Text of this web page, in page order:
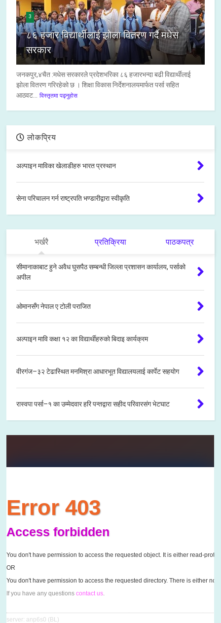
3
८६ हजार विद्यार्थीलाई झोला वितरण गर्दै मधेस
सरकार
जनकपुर,४चैत :मधेस सरकारले प्रदेशभरिका ८६ हजारभन्दा बढी विद्यार्थीलाई
झोला वितरण गरिरहेको छ । शिक्षा विकास निर्देशनालयमार्फत पर्सा सहित
आठवट...
विस्तृतमा पढ्नुहोस
लोकप्रिय
अल्पाइन माविका खेलाडीहरु भारत प्रस्थान
सेना परिचालन गर्न राष्ट्रपति भण्डारीद्वारा स्वीकृति
भर्खरै प्रतिक्रिया पाठकपत्र
सीमानाकाबाट हुने अवैध घुसपैठ सम्बन्धी जिल्ला प्रशासन कार्यालय, पर्साको
अपील
ओमानसँग नेपाल ए टोली पराजित
अल्पाइन मावि कक्षा १२ का विद्यार्थीहरुको बिदाइ कार्यक्रम
वीरगंज–३२ टेढास्थित मनमिश्रा आधारभूत विद्यालयलाई कार्पेट सहयोग
रास्वपा पर्सा–१ का उम्मेदवार हरि पन्तद्वारा सहीद परिवारसंग भेटघाट